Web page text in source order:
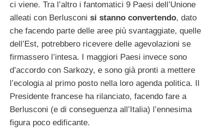
ci viene. Tra l’altro i fantomatici 9 Paesi dell’Unione
alleati con Berlusconi si stanno convertendo, dato
che facendo parte delle aree più svantaggiate, quelle
dell’Est, potrebbero ricevere delle agevolazioni se
firmassero l’intesa. I maggiori Paesi invece sono
d’accordo con Sarkozy, e sono già pronti a mettere
l’ecologia al primo posto nella loro agenda politica. Il
Presidente francese ha rilanciato, facendo fare a
Berlusconi (e di conseguenza all’Italia) l’ennesima
figura poco edificante.